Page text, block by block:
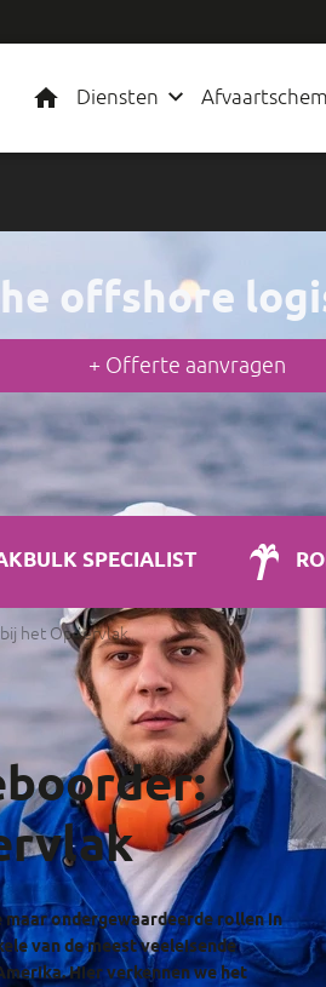
HomeDiensten
offshore
+ Offerte aanvragen
SPECIALIST
het Oppervlak
ondergewaardeerde rollen in
van de meest veeleisende
Hier verkennen we het